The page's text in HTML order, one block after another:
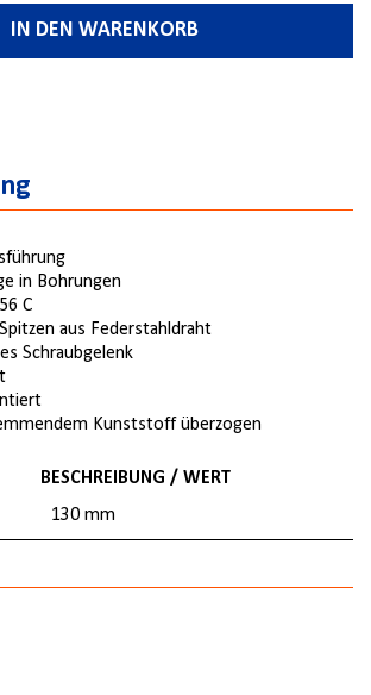
IN DEN WARENKORB
in Bohrungen
C
aus Federstahldraht
Schraubgelenk
Kunststoff überzogen
BESCHREIBUNG / WERT
130 mm